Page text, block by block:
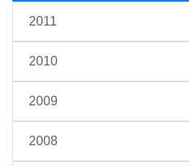
2011
2010
2009
2008